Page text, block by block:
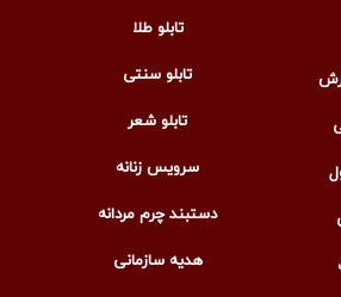
تابلو طلا
تابلو سنتی
تابلو شعر
سرویس زنانه
دستبند چرم مردانه
هدیه سازمانی